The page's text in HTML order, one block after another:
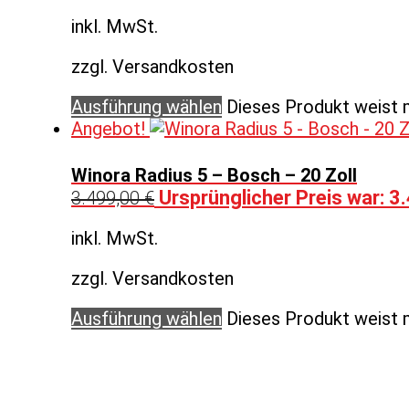
inkl. MwSt.
zzgl. Versandkosten
Ausführung wählen Dieses Produkt weist
Angebot!
Winora Radius 5 – Bosch – 20 Zoll
3.499,00€ Ursprünglicher Preis war:
inkl. MwSt.
zzgl. Versandkosten
Ausführung wählen Dieses Produkt weist